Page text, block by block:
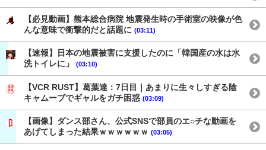
【必見動画】熊本総合病院 地震発生時の手術室の映像が色
んな意味で衝撃的だと話題に (03:11)
【速報】日本の地震被害に支援したのに「韓国産の水は水
洗トイレに」
(03:10)
【VCR RUST】葛葉達：7日目｜あまりに生々しすぎる陰
キャムーブでギャルをガチ困惑 (03:09)
【画像】ダンス部さん、公式SNSで部員のエ○チな動画を
あげてしまった結果ｗｗｗｗｗｗ (03:05)